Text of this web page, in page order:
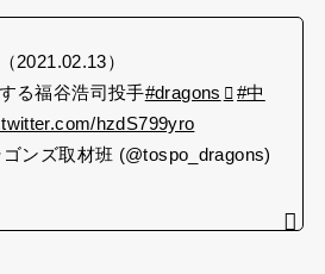
2021.02.13）
る福谷浩司投手#dragons
#中
hzdS799yro
ンズ取材班 (@tospo_dragons)